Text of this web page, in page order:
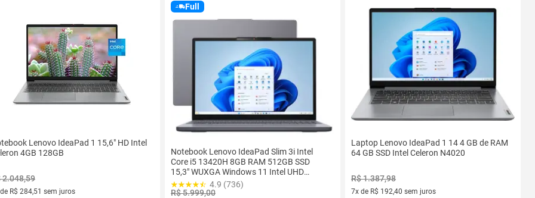
Lenovo IdeaPad 1 15,6" HD Intel
4GB 128GB
2.048,59
R$ 284,51 sem juros
Full
Notebook Lenovo IdeaPad Slim 3i Intel
Core i5 13420H 8GB RAM 512GB SSD
15,3" WUXGA Windows 11 Intel UHD
Graphics 83NS0002BR
4.9 (736)
R$ 5.999,00
Laptop Lenovo IdeaPad 1 14 4 GB de RAM
64 GB SSD Intel Celeron N4020
R$ 1.387,98
7x de R$ 192,40 sem juros